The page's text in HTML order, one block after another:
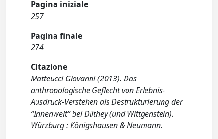
Pagina iniziale
257
Pagina finale
274
Citazione
Matteucci Giovanni (2013). Das
anthropologische Geflecht von Erlebnis-
Ausdruck-Verstehen als Destrukturierung der
“Innenwelt” bei Dilthey (und Wittgenstein).
Würzburg : Königshausen & Neumann.